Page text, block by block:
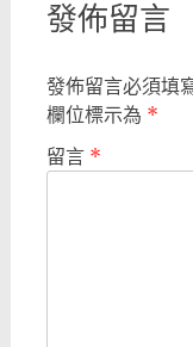
發佈留言
發佈留言必須填
欄位標示為 *
留言 *